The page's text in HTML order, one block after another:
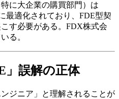
に​大企業の​購買部​門）は​
最適化されており、​FDE型契
す必要が​ある。​FDX株式会
る。
」​​誤解の​​正体
ジニア」と​理解される​ことが​